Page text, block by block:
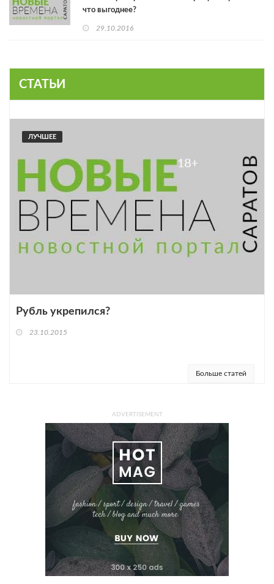
что выгоднее?
29.10.2016
СТАТЬИ
ЛУЧШЕЕ
Рубль укрепился?
23.10.2015
Больше статей
ADVERTISEMENT